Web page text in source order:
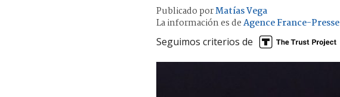
Publicado porMatías Vega
La información es deAgence France-Presse
Seguimos criterios de